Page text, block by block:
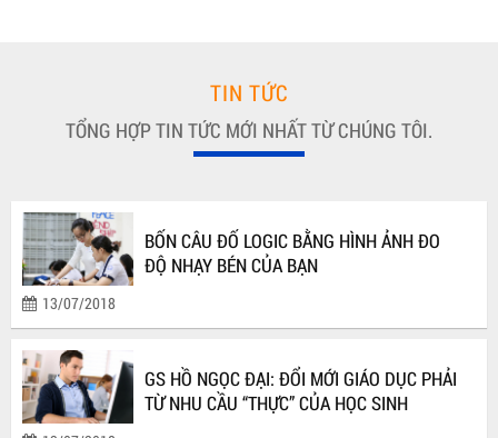
TIN TỨC
TỔNG HỢP TIN TỨC MỚI NHẤT TỪ CHÚNG TÔI.
BỐN CÂU ĐỐ LOGIC BẰNG HÌNH ẢNH ĐO
ĐỘ NHẠY BÉN CỦA BẠN
13/07/2018
GS HỒ NGỌC ĐẠI: ĐỔI MỚI GIÁO DỤC PHẢI
TỪ NHU CẦU “THỰC” CỦA HỌC SINH